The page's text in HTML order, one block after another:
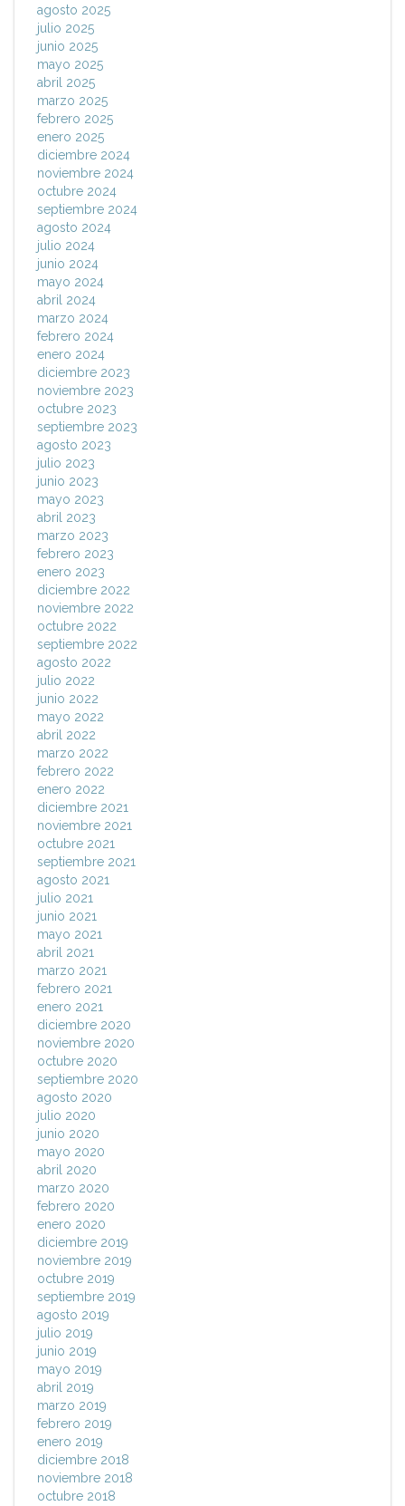
agosto 2025
julio 2025
junio 2025
mayo 2025
abril 2025
marzo 2025
febrero 2025
enero 2025
diciembre 2024
noviembre 2024
octubre 2024
septiembre 2024
agosto 2024
julio 2024
junio 2024
mayo 2024
abril 2024
marzo 2024
febrero 2024
enero 2024
diciembre 2023
noviembre 2023
octubre 2023
septiembre 2023
agosto 2023
julio 2023
junio 2023
mayo 2023
abril 2023
marzo 2023
febrero 2023
enero 2023
diciembre 2022
noviembre 2022
octubre 2022
septiembre 2022
agosto 2022
julio 2022
junio 2022
mayo 2022
abril 2022
marzo 2022
febrero 2022
enero 2022
diciembre 2021
noviembre 2021
octubre 2021
septiembre 2021
agosto 2021
julio 2021
junio 2021
mayo 2021
abril 2021
marzo 2021
febrero 2021
enero 2021
diciembre 2020
noviembre 2020
octubre 2020
septiembre 2020
agosto 2020
julio 2020
junio 2020
mayo 2020
abril 2020
marzo 2020
febrero 2020
enero 2020
diciembre 2019
noviembre 2019
octubre 2019
septiembre 2019
agosto 2019
julio 2019
junio 2019
mayo 2019
abril 2019
marzo 2019
febrero 2019
enero 2019
diciembre 2018
noviembre 2018
octubre 2018